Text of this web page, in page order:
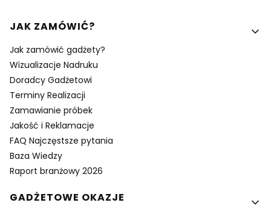
Linki w stopce
JAK ZAMÓWIĆ?
Jak zamówić gadżety?
Wizualizacje Nadruku
Doradcy Gadżetowi
Terminy Realizacji
Zamawianie próbek
Jakość i Reklamacje
FAQ Najczęstsze pytania
Baza Wiedzy
Raport branżowy 2026
GADŻETOWE OKAZJE